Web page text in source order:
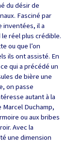
du désir de
Fasciné par
inventées, il a
réel plus crédible.
ou que l’on
ils ont assisté. En
qui a précédé un
de bière une
on passe
autant à la
Duchamp,
ou aux bribes
Avec la
une dimension